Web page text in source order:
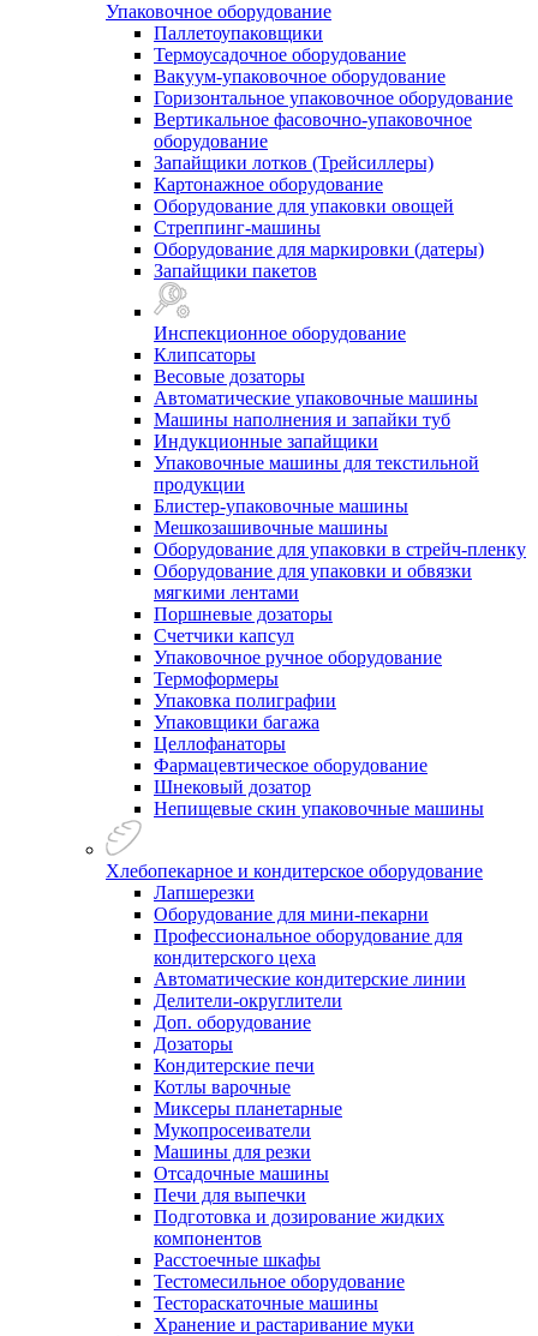
Упаковочное оборудование
Паллетоупаковщики
Термоусадочное оборудование
Вакуум-упаковочное оборудование
Горизонтальное упаковочное оборудование
Вертикальное фасовочно-упаковочное
оборудование
Запайщики лотков (Трейсиллеры)
Картонажное оборудование
Оборудование для упаковки овощей
Стреппинг-машины
Оборудование для маркировки (датеры)
Запайщики пакетов
Инспекционное оборудование
Клипсаторы
Весовые дозаторы
Автоматические упаковочные машины
Машины наполнения и запайки туб
Индукционные запайщики
Упаковочные машины для текстильной
продукции
Блистер-упаковочные машины
Мешкозашивочные машины
Оборудование для упаковки в стрейч-пленку
Оборудование для упаковки и обвязки
мягкими лентами
Поршневые дозаторы
Счетчики капсул
Упаковочное ручное оборудование
Термоформеры
Упаковка полиграфии
Упаковщики багажа
Целлофанаторы
Фармацевтическое оборудование
Шнековый дозатор
Непищевые скин упаковочные машины
Хлебопекарное и кондитерское оборудование
Лапшерезки
Оборудование для мини-пекарни
Профессиональное оборудование для
кондитерского цеха
Автоматические кондитерские линии
Делители-округлители
Доп. оборудование
Дозаторы
Кондитерские печи
Котлы варочные
Миксеры планетарные
Мукопросеиватели
Машины для резки
Отсадочные машины
Печи для выпечки
Подготовка и дозирование жидких
компонентов
Расстоечные шкафы
Тестомесильное оборудование
Тестораскаточные машины
Хранение и растаривание муки